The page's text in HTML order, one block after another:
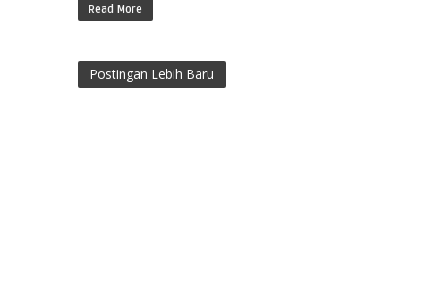
Read More
Postingan Lebih Baru